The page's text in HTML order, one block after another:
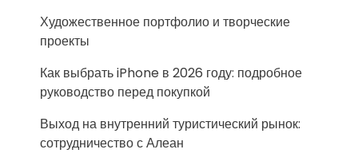
Художественное портфолио и творческие
проекты
Как выбрать iPhone в 2026 году: подробное
руководство перед покупкой
Выход на внутренний туристический рынок:
сотрудничество с Алеан